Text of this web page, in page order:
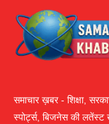
समाचार ख़बर - शिक्षा,
स्पोर्ट्स, बिजनेस की